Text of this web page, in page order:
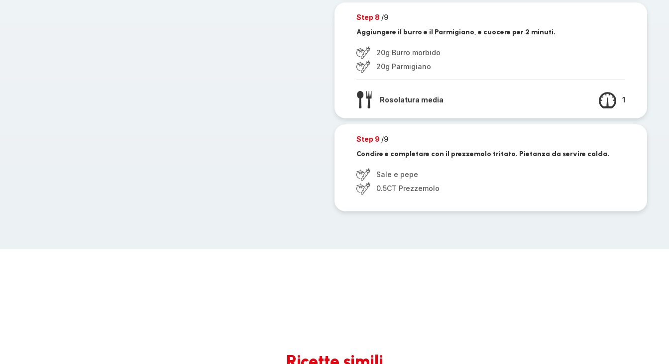
Step 8 /9
Aggiungere il burro e il Parmigiano, e cuocere per 2 minuti.
20g Burro morbido
20g Parmigiano
Rosolatura media 1
Step 9 /9
Condire e completare con il prezzemolo tritato. Pietanza da servire calda.
Sale e pepe
0.5CT Prezzemolo